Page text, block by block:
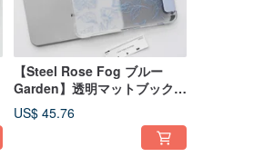
【Steel Rose Fog ブルー
Garden】透明マットブックス
タイルiPadケース
US$ 45.76